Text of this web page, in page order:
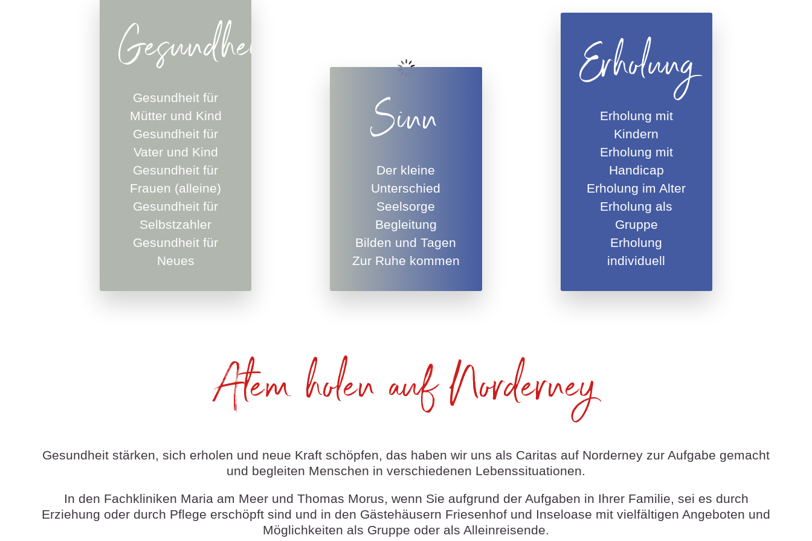
Gesundheit
Gesundheit für
Mütter und Kind
Gesundheit für
Vater und Kind
Gesundheit für
Frauen (alleine)
Gesundheit für
Selbstzahler
Gesundheit für
Neues
Sinn
Der kleine
Unterschied
Seelsorge
Begleitung
Bilden und Tagen
Zur Ruhe kommen
Erholung
Erholung mit
Kindern
Erholung mit
Handicap
Erholung im Alter
Erholung als
Gruppe
Erholung
individuell
Atem holen auf Norderney
Gesundheit stärken, sich erholen und neue Kraft schöpfen, das haben wir uns als Caritas auf Norderney zur Aufgabe gemacht
und begleiten Menschen in verschiedenen Lebenssituationen.
In den Fachkliniken Maria am Meer und Thomas Morus, wenn Sie aufgrund der Aufgaben in Ihrer Familie, sei es durch
Erziehung oder durch Pflege erschöpft sind und in den Gästehäusern Friesenhof und Inseloase mit vielfältigen Angeboten und
Möglichkeiten als Gruppe oder als Alleinreisende.